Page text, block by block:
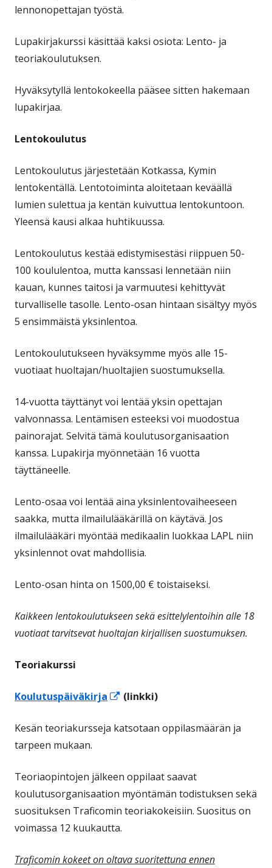
lennonopettajan työstä.
Lupakirjakurssi käsittää kaksi osiota: Lento- ja
teoriakoulutuksen.
Hyväksytyllä lentokokeella pääsee sitten hakemaan
lupakirjaa.
Lentokoulutus
Lentokoulutus järjestetään Kotkassa, Kymin
lentokentällä. Lentotoiminta aloitetaan keväällä
lumien sulettua ja kentän kuivuttua lentokuntoon.
Yleensä kausi alkaa huhtikuussa.
Lentokoulutus kestää edistymisestäsi riippuen 50-
100 koululentoa, mutta kanssasi lennetään niin
kauan, kunnes taitosi ja varmuutesi kehittyvät
turvalliselle tasolle. Lento-osan hintaan sisältyy myös
5 ensimmäistä yksinlentoa.
Lentokoulutukseen hyväksymme myös alle 15-
vuotiaat huoltajan/huoltajien suostumuksella.
14-vuotta täyttänyt voi lentää yksin opettajan
valvonnassa. Lentämisen esteeksi voi muodostua
painorajat. Selvitä tämä koulutusorganisaation
kanssa. Lupakirja myönnetään 16 vuotta
täyttäneelle.
Lento-osaa voi lentää aina yksinlentovaiheeseen
saakka, mutta ilmailulääkärillä on käytävä. Jos
ilmailulääkäri myöntää medikaalin luokkaa LAPL niin
yksinlennot ovat mahdollisia.
Lento-osan hinta on 1500,00 € toistaiseksi.
Kaikkeen lentokoulutukseen sekä esittelylentoihin alle 18
vuotiaat tarvitsevat huoltajan kirjallisen suostumuksen.
Teoriakurssi
Koulutuspäiväkirja
Avautuu
ikkunaan
(linkki)
Kesän teoriakursseja katsotaan oppilasmäärän ja
tarpeen mukaan.
Teoriaopintojen jälkeen oppilaatsaavat
koulutusorganisaation myöntämän todistuksen sekä
suosituksen Traficomin teoriakokeisiin. Suositus on
voimassa 12 kuukautta.
Traficomin kokeet on oltava suoritettuna ennen